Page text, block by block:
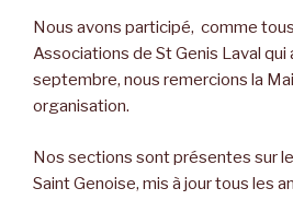
Nous avons participé, comme
Associations de St Genis Laval qui
septembre, nous remercions la
organisation.
Nos sections sont présentes sur
Saint Genoise, mis à jour tous les